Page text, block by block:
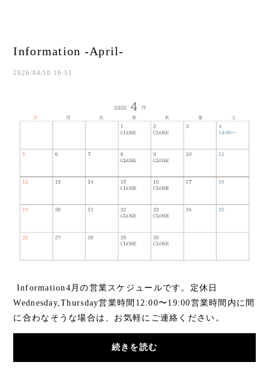
Information -April-
2026/04/10 16:51
Information4月の営業スケジュールです。定休日
Wednesday,Thursday営業時間12:00〜19:00営業時間内に間
に合わなそうな場合は、お気軽にご連絡ください。
Instagramのアカウントをフォローいただき、メッセー...
続きを読む